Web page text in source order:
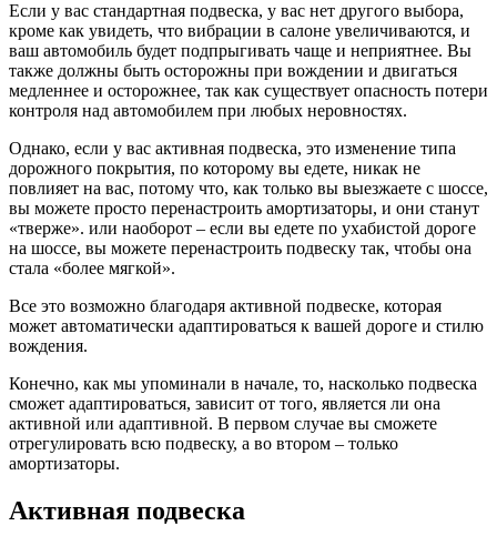
Если у вас стандартная подвеска, у вас нет другого выбора,
кроме как увидеть, что вибрации в салоне увеличиваются, и
ваш автомобиль будет подпрыгивать чаще и неприятнее. Вы
также должны быть осторожны при вождении и двигаться
медленнее и осторожнее, так как существует опасность потери
контроля над автомобилем при любых неровностях.
Однако, если у вас активная подвеска, это изменение типа
дорожного покрытия, по которому вы едете, никак не
повлияет на вас, потому что, как только вы выезжаете с шоссе,
вы можете просто перенастроить амортизаторы, и они станут
«тверже». или наоборот – если вы едете по ухабистой дороге
на шоссе, вы можете перенастроить подвеску так, чтобы она
стала «более мягкой».
Все это возможно благодаря активной подвеске, которая
может автоматически адаптироваться к вашей дороге и стилю
вождения.
Конечно, как мы упоминали в начале, то, насколько подвеска
сможет адаптироваться, зависит от того, является ли она
активной или адаптивной. В первом случае вы сможете
отрегулировать всю подвеску, а во втором – только
амортизаторы.
Активная подвеска